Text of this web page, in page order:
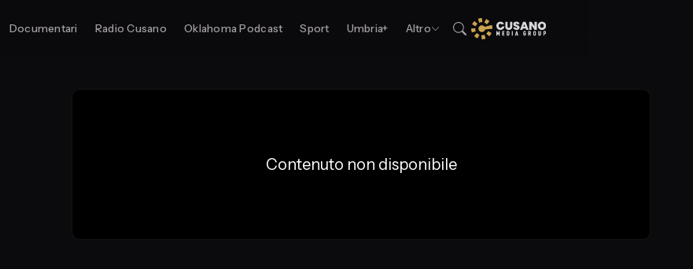
Documentari Radio Cusano Oklahoma Podcast Sport Umbria+ Altro
Contenuto non disponibile